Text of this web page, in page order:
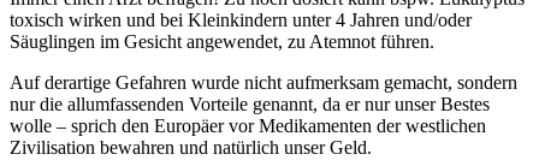
toxisch wirken und bei Kleinkindern unter 4 Jahren und/oder
Säuglingen im Gesicht angewendet, zu Atemnot führen.
Auf derartige Gefahren wurde nicht aufmerksam gemacht, sondern
nur die allumfassenden Vorteile genannt, da er nur unser Bestes
wolle – sprich den Europäer vor Medikamenten der westlichen
Zivilisation bewahren und natürlich unser Geld.